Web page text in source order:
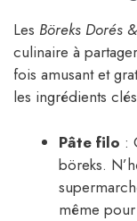
Les Böreks Dorés
culinaire à
fois amusant et
les ingrédients
Pâte filo :
böreks.
même